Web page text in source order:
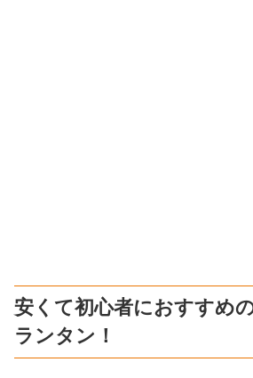
安くて初心者におすすめ
ランタン！